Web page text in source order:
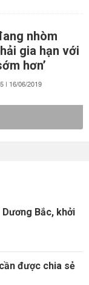
nhòm
gia hạn với
hơn’
| 16/06/2019
Bắc, khởi
được chia sẻ